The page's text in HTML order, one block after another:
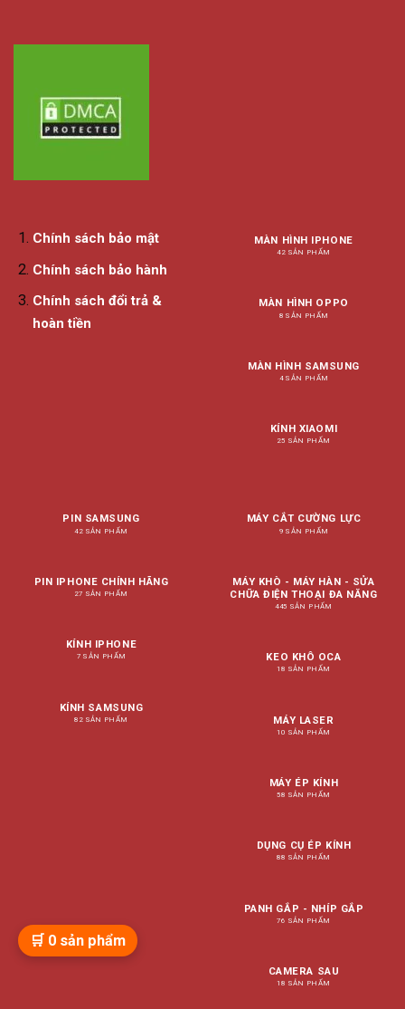
Chính sách bảo mật
Chính sách bảo hành
Chính sách đổi trả &
hoàn tiền
MÀN HÌNH IPHONE
42 SẢN PHẨM
MÀN HÌNH OPPO
8 SẢN PHẨM
MÀN HÌNH SAMSUNG
4 SẢN PHẨM
KÍNH XIAOMI
25 SẢN PHẨM
PIN SAMSUNG
42 SẢN PHẨM
PIN IPHONE CHÍNH HÃNG
27 SẢN PHẨM
KÍNH IPHONE
7 SẢN PHẨM
KÍNH SAMSUNG
82 SẢN PHẨM
MÁY CẮT CƯỜNG LỰC
9 SẢN PHẨM
MÁY KHÒ - MÁY HÀN - SỬA
CHỮA ĐIỆN THOẠI ĐA NĂNG
445 SẢN PHẨM
KEO KHÔ OCA
18 SẢN PHẨM
MÁY LASER
10 SẢN PHẨM
MÁY ÉP KÍNH
58 SẢN PHẨM
DỤNG CỤ ÉP KÍNH
88 SẢN PHẨM
PANH GẮP - NHÍP GẮP
76 SẢN PHẨM
CAMERA SAU
18 SẢN PHẨM
🛒 0 sản phẩm